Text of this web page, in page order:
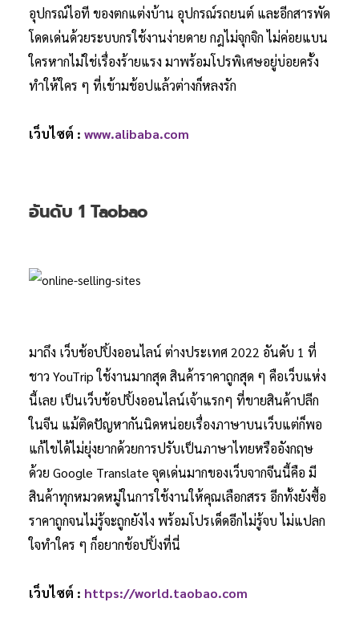
อุปกรณ์ไอที ของตกแต่งบ้าน อุปกรณ์รถยนต์ และอีกสารพัด
โดดเด่นด้วยระบบกรใช้งานง่ายดาย กฎไม่จุกจิก ไม่ค่อยแบน
ใครหากไม่ใช่เรื่องร้ายแรง มาพร้อมโปรพิเศษอยู่บ่อยครั้ง
ทำให้ใคร ๆ ที่เข้ามช้อปแล้วต่างก็หลงรัก
เว็บไซต์ : www.alibaba.com
อันดับ 1 Taobao
มาถึง เว็บช้อปปิ้งออนไลน์ ต่างประเทศ 2022 อันดับ 1 ที่
ชาว YouTrip ใช้งานมากสุด สินค้าราคาถูกสุด ๆ คือเว็บแห่ง
นี้เลย เป็นเว็บช้อปปิ้งออนไลน์เจ้าแรกๆ ที่ขายสินค้าปลีก
ในจีน แม้ติดปัญหากันนิดหน่อยเรื่องภาษาบนเว็บแต่ก็พอ
แก้ไขได้ไม่ยุ่งยากด้วยการปรับเป็นภาษาไทยหรืออังกฤษ
ด้วย Google Translate จุดเด่นมากของเว็บจากจีนนี้คือ มี
สินค้าทุกหมวดหมู่ในการใช้งานให้คุณเลือกสรร อีกทั้งยังซื้อ
ราคาถูกจนไม่รู้จะถูกยังไง พร้อมโปรเด็ดอีกไม่รู้จบ ไม่แปลก
ใจทำใคร ๆ ก็อยากช้อปปิ้งที่นี่
เว็บไซต์ : https://world.taobao.com